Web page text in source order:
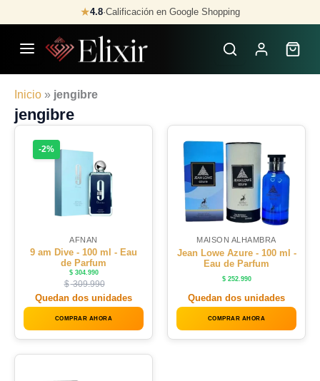
to
content
★4.8·Calificación en Google Shopping
Inicio » jengibre
jengibre
-2%
AFNAN
9 am Dive - 100 ml - Eau
de Parfum
$304.990
$309.990
Quedan dos unidades
COMPRAR AHORA
MAISON ALHAMBRA
Jean Lowe Azure - 100 ml -
Eau de Parfum
$252.990
Quedan dos unidades
COMPRAR AHORA